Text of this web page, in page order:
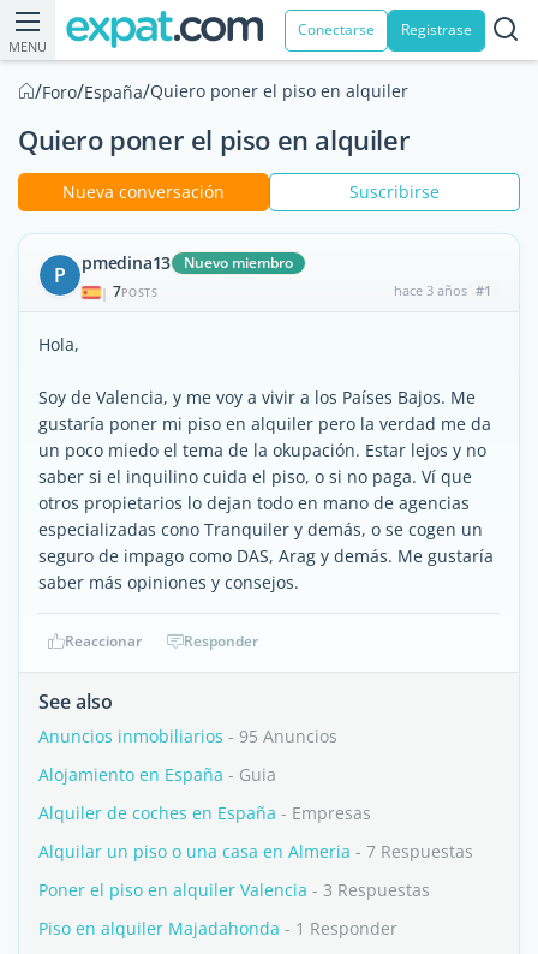
MENU
Conectarse Registrase
/Foro/España/Quiero poner el piso en alquiler
Quiero poner el piso en alquiler
Nueva conversación Suscribirse
P pmedina13 Nuevo miembro
| 7POSTS hace 3 años #1
Hola,
Soy de Valencia, y me voy a vivir a los Países Bajos. Me
gustaría poner mi piso en alquiler pero la verdad me da
un poco miedo el tema de la okupación. Estar lejos y no
saber si el inquilino cuida el piso, o si no paga. Ví que
otros propietarios lo dejan todo en mano de agencias
especializadas cono Tranquiler y demás, o se cogen un
seguro de impago como DAS, Arag y demás. Me gustaría
saber más opiniones y consejos.
Reaccionar Responder
See also
Anuncios inmobiliarios - 95 Anuncios
Alojamiento en España - Guia
Alquiler de coches en España - Empresas
Alquilar un piso o una casa en Almeria - 7 Respuestas
Poner el piso en alquiler Valencia - 3 Respuestas
Piso en alquiler Majadahonda - 1 Responder